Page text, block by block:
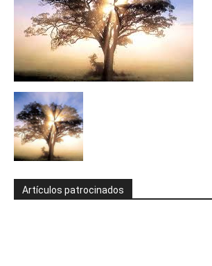
Artículos patrocinados